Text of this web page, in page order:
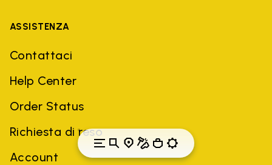
ASSISTENZA
Contattaci
Help Center
Order Status
Richiesta di reso
Account